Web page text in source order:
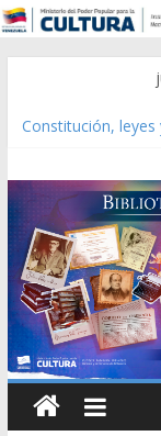
Constitución,
Modesta Bor
Gaceta Oficial de
Caracas 09 de
Catálogo temático